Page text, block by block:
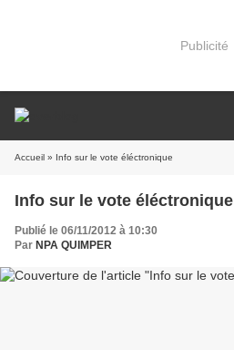
Publicité
Accueil » Info sur le vote éléctronique
Info sur le vote éléctronique
Publié le 06/11/2012 à 10:30
Par NPA QUIMPER